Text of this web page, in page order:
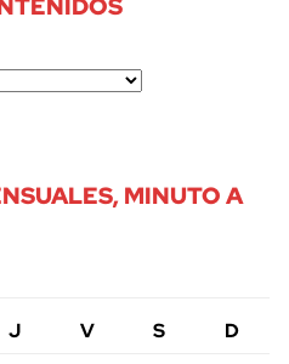
MINUTO A
J V S
D